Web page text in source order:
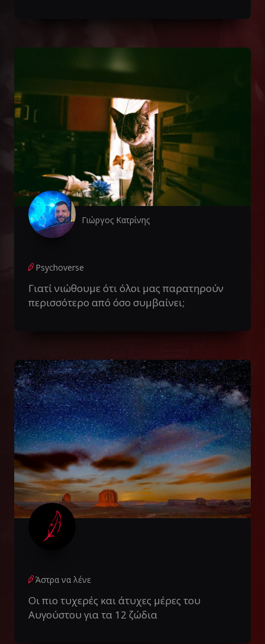
Γιώργος Κατρίνης
Psychoverse
Γιατί νιώθουμε ότι όλοι μας παρατηρούν
περισσότερο από όσο συμβαίνει;
Άστρα να λένε
Οι πιο τυχερές και άτυχες μέρες του
Αυγούστου για τα 12 ζώδια